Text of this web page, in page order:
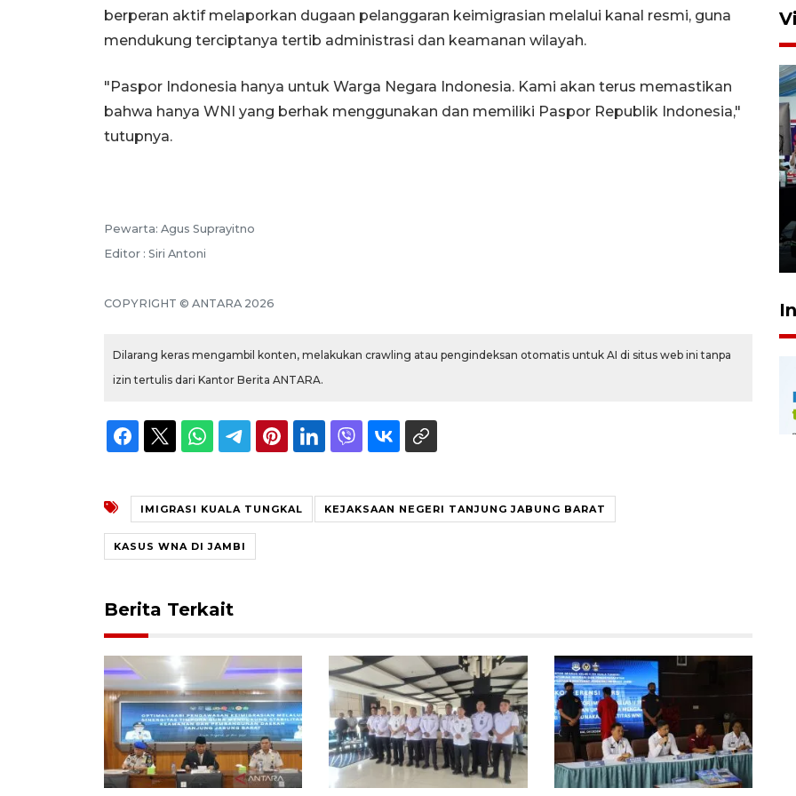
berperan aktif melaporkan dugaan pelanggaran keimigrasian melalui kanal resmi, guna
mendukung terciptanya tertib administrasi dan keamanan wilayah.
"Paspor Indonesia hanya untuk Warga Negara Indonesia. Kami akan terus memastikan
bahwa hanya WNI yang berhak menggunakan dan memiliki Paspor Republik Indonesia,"
tutupnya.
Pewarta: Agus Suprayitno
Editor : Siri Antoni
COPYRIGHT © ANTARA 2026
Dilarang keras mengambil konten, melakukan crawling atau pengindeksan otomatis untuk AI di situs web ini tanpa
izin tertulis dari Kantor Berita ANTARA.
IMIGRASI KUALA TUNGKAL KEJAKSAAN NEGERI TANJUNG JABUNG BARAT
KASUS WNA DI JAMBI
Berita Terkait